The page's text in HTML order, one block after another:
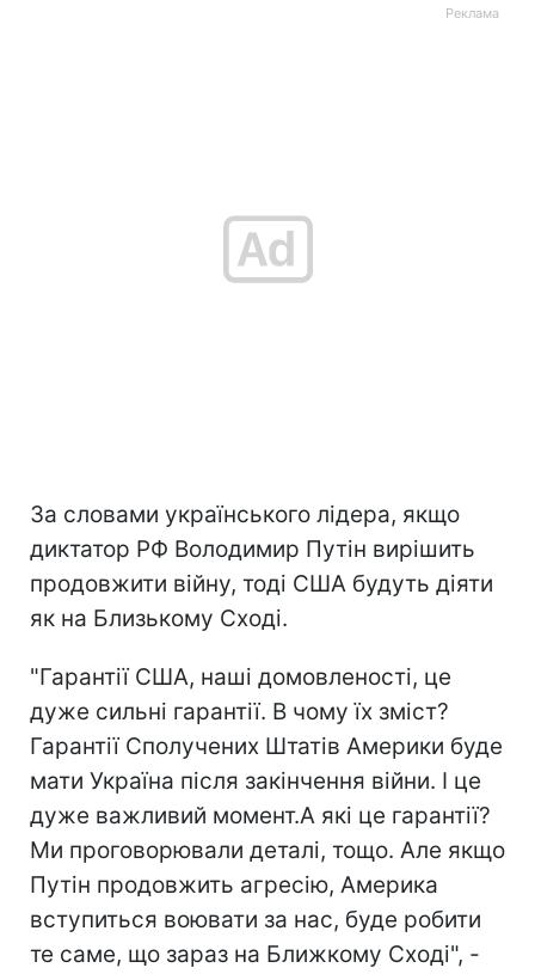
За словами українського лідера, якщо
диктатор РФ Володимир Путін вирішить
продовжити війну, тоді США будуть діяти
як на Близькому Сході.
"Гарантії США, наші домовленості, це
дуже сильні гарантії. В чому їх зміст?
Гарантії Сполучених Штатів Америки буде
мати Україна після закінчення війни. І це
дуже важливий момент.А які це гарантії?
Ми проговорювали деталі, тощо. Але якщо
Путін продовжить агресію, Америка
вступиться воювати за нас, буде робити
те саме, що зараз на Ближкому Сході", -